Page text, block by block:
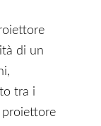
di un
tra i